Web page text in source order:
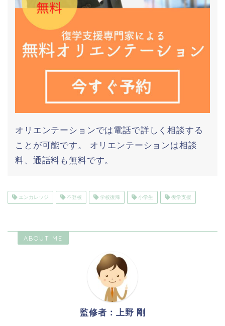
オリエンテーションでは電話で詳しく相談する
ことが可能です。 オリエンテーションは相談
料、通話料も無料です。
エンカレッジ 不登校 学校復帰 小学生 復学支援
ABOUT ME
監修者：上野 剛